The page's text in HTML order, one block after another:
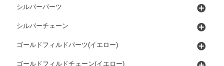
シルバーパーツ
シルバーチェーン
ゴールドフィルドパーツ(イエロー)
ゴールドフィルドチェーン(イエロー)